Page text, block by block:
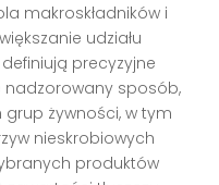
makroskładników i
udziału
definiują precyzyjne
nadzorowany sposób,
żywności, w tym
nieskrobiowych
produktów